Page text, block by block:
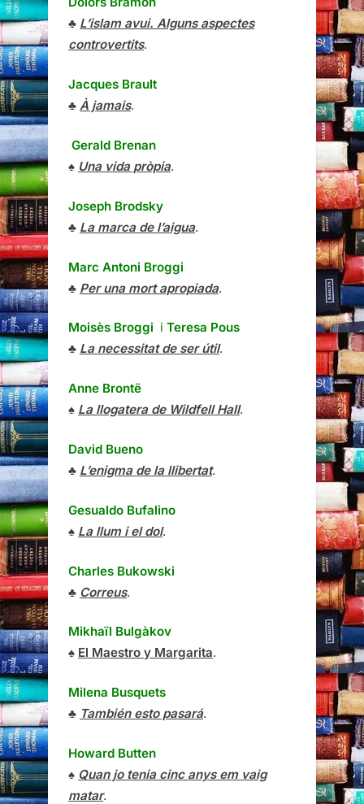
♣ L’islam avui. Alguns aspectes
controvertits.
Jacques Brault
♣ À jamais.
Gerald Brenan
♠ Una vida pròpia.
Joseph Brodsky
♣ La marca de l’aigua.
Marc Antoni Broggi
♣ Per una mort apropiada.
Moisès Broggi i Teresa Pous
♣ La necessitat de ser útil.
Anne Brontë
♠ La llogatera de Wildfell Hall.
David Bueno
♣ L’enigma de la llibertat.
Gesualdo Bufalino
♠ La llum i el dol.
Charles Bukowski
♣ Correus.
Mikhaïl Bulgàkov
♠ El Maestro y Margarita.
Milena Busquets
♣ También esto pasará.
Howard Butten
♠ Quan jo tenia cinc anys em vaig
matar.